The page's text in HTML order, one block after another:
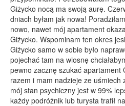
Giżycko nocą ma swoją aurę.
dniach byłam jak nowa!
nowo, nawet mój apartament
Giżycko. Wspominam ten okres
Giżycko samo w sobie było
pojechać tam na wiosnę
pewno zacznę szukać apartament
razem i mam nadzieje ze
mój stan psychiczny jest w 99%
każdy podróżnik lub turysta trafił